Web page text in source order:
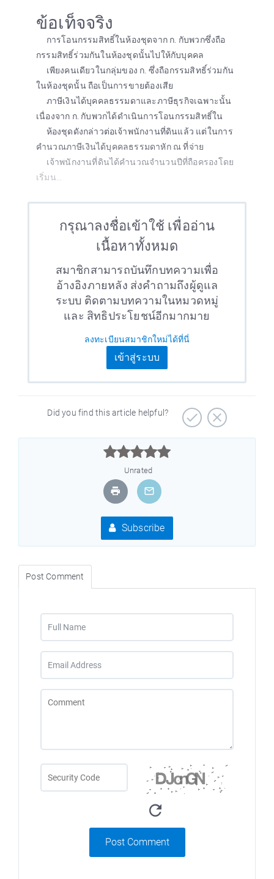
ข้อเท็จจริง
การโอนกรรมสิทธิ์ในห้องชุดจาก ก. กับพวกซึ่งถือ
กรรมสิทธิ์ร่วมกันในห้องชุดนั้นไปให้กับบุคคล
เพียงคนเดียวในกลุ่มของ ก. ซึ่งถือกรรมสิทธิ์ร่วมกัน
ในห้องชุดนั้น ถือเป็นการขายต้องเสีย
ภาษีเงินได้บุคคลธรรมดาและภาษีธุรกิจเฉพาะนั้น
เนื่องจาก ก. กับพวกได้ดำเนินการโอนกรรมสิทธิ์ใน
ห้องชุดดังกล่าวต่อเจ้าพนักงานที่ดินแล้ว แต่ในการ
คำนวณภาษีเงินได้บุคคลธรรมดาหัก ณ ที่จ่าย
เจ้าพนักงานที่ดินได้คำนวณจำนวนปีที่ถือครองโดย
เริ่มน...
กรุณาลงชื่อเข้าใช้ เพื่ออ่าน
เนื้อหาทั้งหมด
สมาชิกสามารถบันทึกบทความเพื่อ
อ้างอิงภายหลัง ส่งคำถามถึงผู้ดูแล
ระบบ ติดตามบทความในหมวดหมู่
และ สิทธิประโยชน์อีกมากมาย
ลงทะเบียนสมาชิกใหม่ได้ที่นี่
เข้าสู่ระบบ
Did you find this article helpful?



Unrated
Subscribe
Post Comment
Post Comment